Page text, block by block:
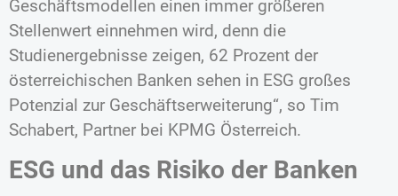
Geschäftsmodellen einen immer größeren
Stellenwert einnehmen wird, denn die
Studienergebnisse zeigen, 62 Prozent der
österreichischen Banken sehen in ESG großes
Potenzial zur Geschäftserweiterung“, so Tim
Schabert, Partner bei KPMG Österreich.
ESG und das Risiko der Banken